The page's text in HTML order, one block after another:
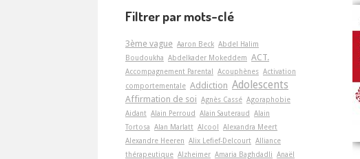
Filtrer par mots-clé
3ème vague Aaron Beck Abdel Halim
Boudoukha Abdelkader Mokeddem ACT.
Accompagnement Parental Acouphènes Activation
comportementale Addiction Adolescents
Affirmation de soi Agnès Cassé Agoraphobie
Aidant Alain Perroud Alain Sauteraud Alain
Tortosa Alan Marlatt Alcool Alexandra Meert
Alexandre Heeren Alix Lefief-Delcourt Alliance
thérapeutique Alzheimer Amaria Baghdadli Anaël